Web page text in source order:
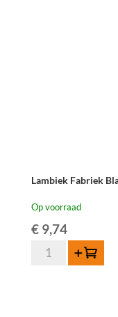
Lambiek Fabriek
Op voorraad
€9,74
Lambiek
Toevoegen